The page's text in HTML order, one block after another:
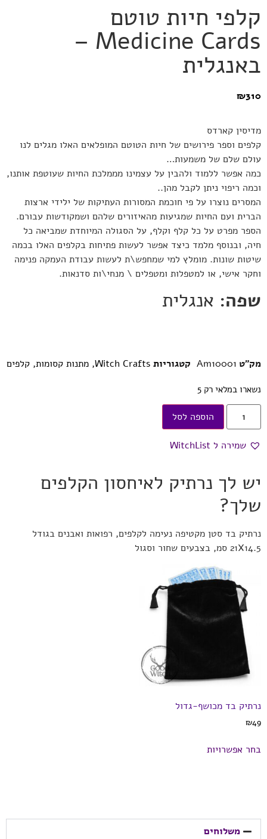
קלפי חיות טוטם
Medicine Cards –
באנגלית
₪310
מדיסין קארדס
קלפים וספר פירושים של חיות הטוטם המופלאים האלו מגלים לנו
עולם שלם של משמעות…
כמה אפשר ללמוד ולהבין על עצמינו מממלכת החיות שעוטפת אותנו,
וכמה ריפוי ניתן לקבל מהן..
המסרים נוצרו על פי חוכמת המסורות העתיקות של ילידי ארצות
הברית ועם החיות שמגיעות מהאיזורים שלהם ושמקודשות עבורם.
הספר מפרט על כל קלף וקלף, ‏על הסגולה המיוחדת שמביאה כל
חיה, ‏ובנוסף מלמד כיצד אפשר לעשות פתיחות בקלפים האלו בכמה
שיטות שונות. מומלץ למי שמחפש\ת לעשות עבודת העמקה פנימה
וחקר אישי, או למטפלות ומטפלים \ מנחי\ות סדנאות.
שפה: אנגלית
מק"ט Am10001 קטגוריות Witch Crafts
, מתנות קסומות, קלפים
נשארו במלאי רק 5
הוספה לסל
שמירה ל WitchList
יש לך נרתיק לאיחסון הקלפים
שלך?
נרתיק בד סטן מקטיפה נעימה לקלפים, רפואות ואבנים בגודל
21X14.5 סמ, בצבעים שחור וסגול
נרתיק בד מכושף-גדול
₪49
בחר אפשרויות
משלוחים